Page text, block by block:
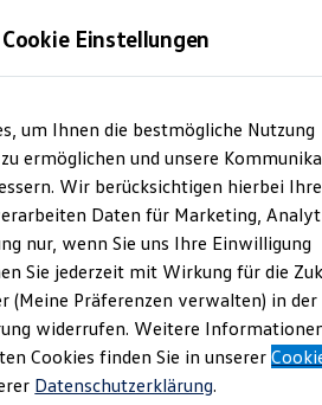
Hardenberg
Bewertungen
Cookie Einstellungen
um Ihnen die bestmögliche Nutzung
ermöglichen und unsere
Wir berücksichtigen hierbei Ihre
Daten für Marketing,
nur, wenn Sie uns Ihre Einwilligung
Sie jederzeit mit Wirkung für die
(Meine Präferenzen verwalten) in der
widerrufen. Weitere
Cookies finden Sie in unserer
Datenschutzerklärung.